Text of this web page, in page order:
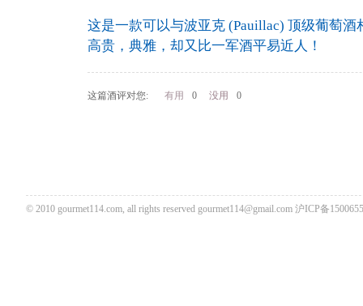
这是一款可以与波亚克 (Pauillac) 顶级葡萄酒
高贵，典雅，却又比一军酒平易近人！
这篇酒评对您: 有用 0 没用 0
© 2010 gourmet114.com, all rights reserved gourmet114@gmail.com 沪ICP备